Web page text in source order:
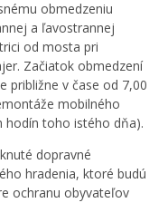
obmedzeniu
a ľavostrannej
od mosta pri
Začiatok obmedzení
približne v čase od 7,00
mobilného
hodín toho istého dňa).
dopravné
hradenia, ktoré budú
ochranu obyvateľov